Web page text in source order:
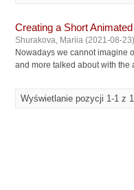
Creating a Short
Shurakova, Mariia (2021-08-23)
Nowadays we cannot imagine
and more talked about with the
Wyświetlanie pozycji 1-1 z 1